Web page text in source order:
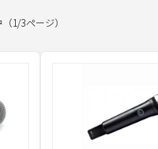
（1/3ページ）